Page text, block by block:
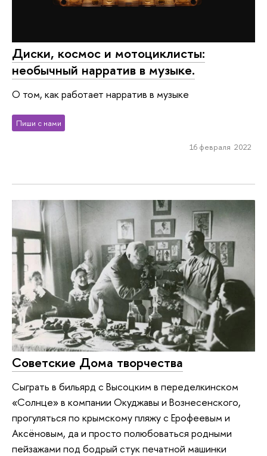
Диски, космос и мотоциклисты:
необычный нарратив в музыке.
О том, как работает нарратив в музыке
Пиши с нами
16 февраля 2022
Советские Дома творчества
Сыграть в бильярд с Высоцким в переделкинском
«Солнце» в компании Окуджавы и Вознесенского,
прогуляться по крымскому пляжу с Ерофеевым и
Аксёновым, да и просто полюбоваться родными
пейзажами под бодрый стук печатной машинки